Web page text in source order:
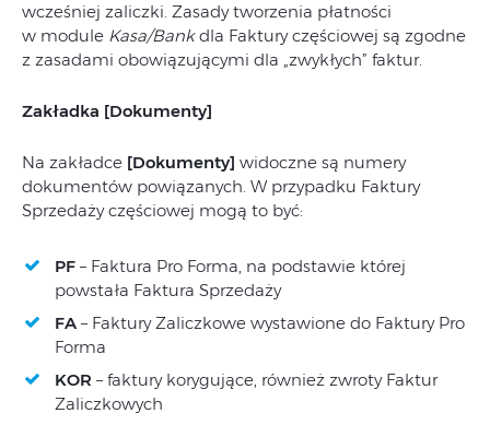
wcześniej zaliczki. Zasady tworzenia płatności
w module Kasa/Bankdla Faktury częściowej są zgodne
z zasadami obowiązującymi dla „zwykłych” faktur.
Zakładka [Dokumenty]
Na zakładce [Dokumenty] widoczne są numery
dokumentów powiązanych. W przypadku Faktury
Sprzedaży częściowej mogą to być:
PF – Faktura Pro Forma, na podstawie której
powstała Faktura Sprzedaży
FA – Faktury Zaliczkowe wystawione do Faktury Pro
Forma
KOR – faktury korygujące, również zwroty Faktur
Zaliczkowych